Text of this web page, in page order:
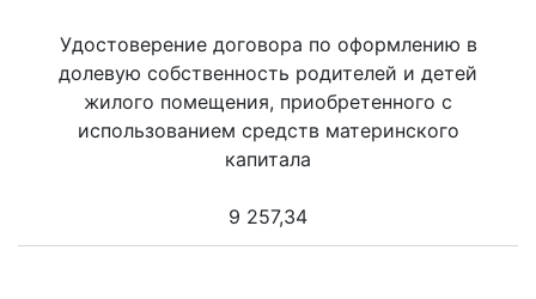
Удостоверение договора по оформлению в
долевую собственность родителей и детей
жилого помещения, приобретенного с
использованием средств материнского
капитала
9 257,34